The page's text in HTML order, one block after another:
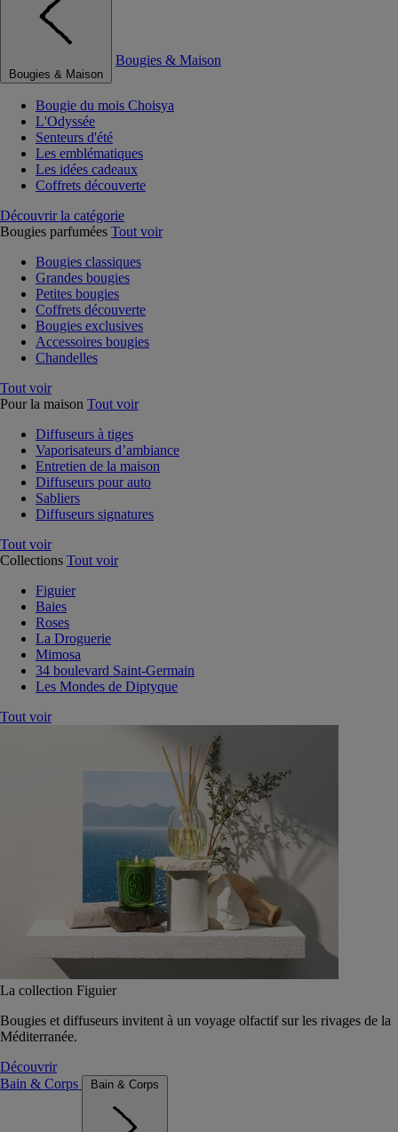
Bougies & Maison
Bougies & Maison
Bougie du mois Choisya
L'Odyssée
Senteurs d'été
Les emblématiques
Les idées cadeaux
Coffrets découverte
Découvrir la catégorie
Bougies parfumées Tout voir
Bougies classiques
Grandes bougies
Petites bougies
Coffrets découverte
Bougies exclusives
Accessoires bougies
Chandelles
Tout voir
Pour la maison Tout voir
Diffuseurs à tiges
Vaporisateurs d’ambiance
Entretien de la maison
Diffuseurs pour auto
Sabliers
Diffuseurs signatures
Tout voir
Collections Tout voir
Figuier
Baies
Roses
La Droguerie
Mimosa
34 boulevard Saint-Germain
Les Mondes de Diptyque
Tout voir
La collection Figuier
Bougies et diffuseurs invitent à un voyage olfactif sur les rivages de la
Méditerranée.
Découvrir
Bain & Corps
Bain & Corps